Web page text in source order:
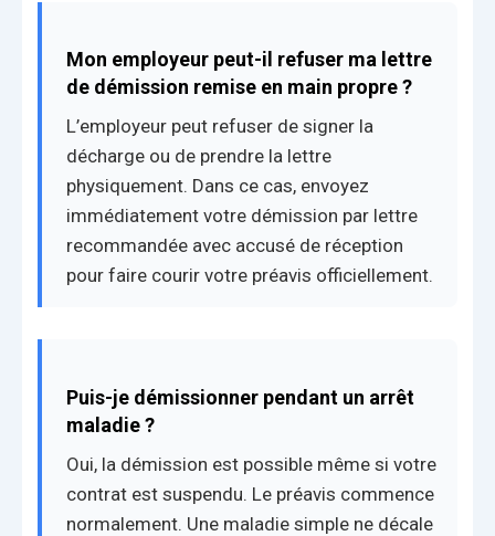
Mon employeur peut-il refuser ma lettre
de démission remise en main propre ?
L’employeur peut refuser de signer la
décharge ou de prendre la lettre
physiquement. Dans ce cas, envoyez
immédiatement votre démission par lettre
recommandée avec accusé de réception
pour faire courir votre préavis officiellement.
Puis-je démissionner pendant un arrêt
maladie ?
Oui, la démission est possible même si votre
contrat est suspendu. Le préavis commence
normalement. Une maladie simple ne décale